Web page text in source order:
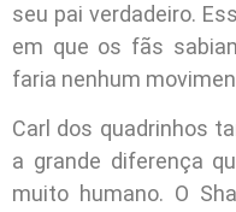
seu pai verdadeiro.
em que os fãs
faria nenhum
Carl dos quadrinhos
a grande diferença
muito humano. O